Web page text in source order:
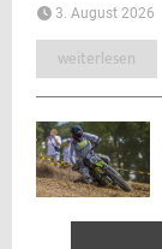
3. August 2026
weiterlesen